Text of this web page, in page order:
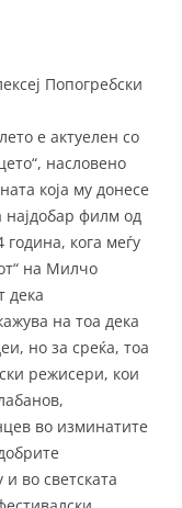
Попогребски
е актуелен со
насловено
која му донесе
најдобар филм од
година, кога меѓу
на Милчо
дека
на тоа дека
но за среќа, тоа
режисери, кои
во изминатите
во светската